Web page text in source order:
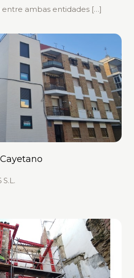
ambas entidades […]